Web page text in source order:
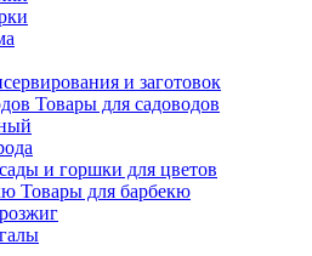
и заготовок
Товары для садоводов
и горшки для цветов
Товары для барбекю